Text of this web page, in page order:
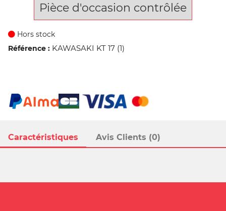
Caractéristiques Avis Clients (0)
Pièce d'occasion contrôlée
Hors stock
Référence : KAWASAKI KT 17 (1)